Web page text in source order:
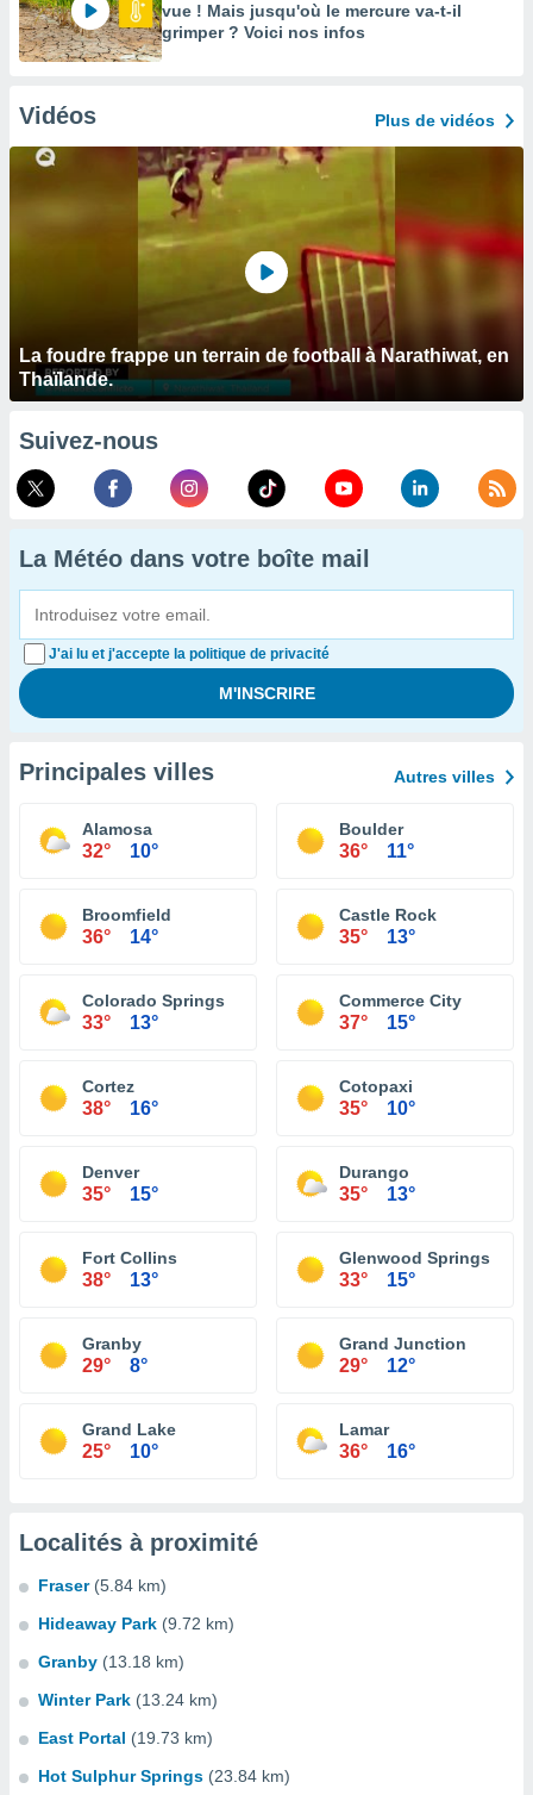
vue ! Mais jusqu'où le mercure va-t-il
grimper ? Voici nos infos
Vidéos Plus de vidéos
La foudre frappe un terrain de football à Narathiwat, en
Thaïlande.
Suivez-nous
La Météo dans votre boîte mail
J'ai lu et j'accepte la politique de privacité
Principales villes Autres villes
Alamosa
32° 10°
Boulder
36° 11°
Broomfield
36° 14°
Castle Rock
35° 13°
Colorado Springs
33° 13°
Commerce City
37° 15°
Cortez
38° 16°
Cotopaxi
35° 10°
Denver
35° 15°
Durango
35° 13°
Fort Collins
38° 13°
Glenwood Springs
33° 15°
Granby
29° 8°
Grand Junction
29° 12°
Grand Lake
25° 10°
Lamar
36° 16°
Localités à proximité
Fraser (5.84 km)
Hideaway Park (9.72 km)
Granby (13.18 km)
Winter Park (13.24 km)
East Portal (19.73 km)
Hot Sulphur Springs (23.84 km)